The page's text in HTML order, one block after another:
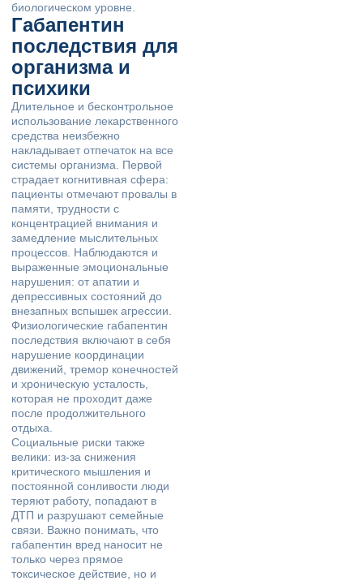
биологическом уровне.
Габапентин
последствия для
организма и
психики
Длительное и бесконтрольное
использование лекарственного
средства неизбежно
накладывает отпечаток на все
системы организма. Первой
страдает когнитивная сфера:
пациенты отмечают провалы в
памяти, трудности с
концентрацией внимания и
замедление мыслительных
процессов. Наблюдаются и
выраженные эмоциональные
нарушения: от апатии и
депрессивных состояний до
внезапных вспышек агрессии.
Физиологические габапентин
последствия включают в себя
нарушение координации
движений, тремор конечностей
и хроническую усталость,
которая не проходит даже
после продолжительного
отдыха.
Социальные риски также
велики: из-за снижения
критического мышления и
постоянной сонливости люди
теряют работу, попадают в
ДТП и разрушают семейные
связи. Важно понимать, что
габапентин вред наносит не
только через прямое
токсическое действие, но и